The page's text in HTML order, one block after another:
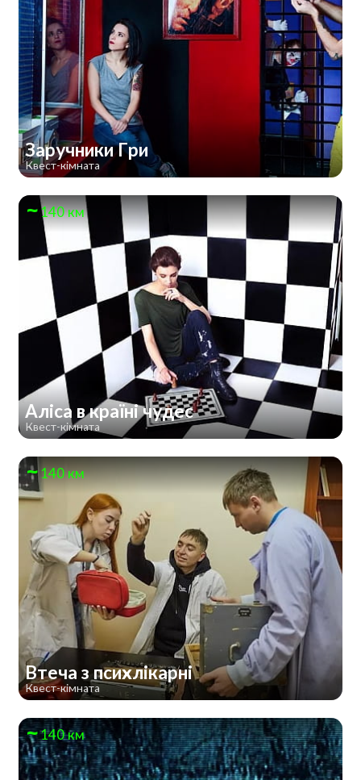
Заручники Гри
Квест-кімната
140 км
Аліса в країні чудес
Квест-кімната
140 км
Втеча з психлікарні
Квест-кімната
140 км